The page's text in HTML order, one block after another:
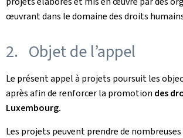
œuvrant dans le domaine des droits
2. Objet de l’appel
Le présent appel à projets poursuit les
après afin de renforcer la promotion des
Luxembourg.
Les projets peuvent prendre de